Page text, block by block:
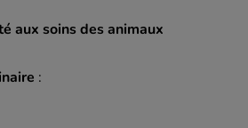
aux soins des animaux
: